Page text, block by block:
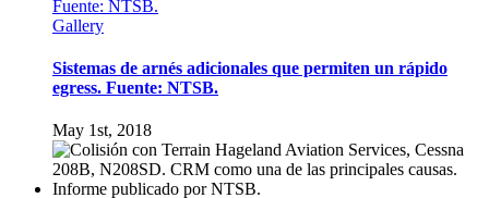
Fuente: NTSB.
Gallery
Sistemas de arnés adicionales que permiten un rápido
egress. Fuente: NTSB.
May 1st, 2018